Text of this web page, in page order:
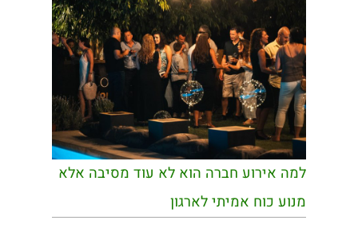
למה אירוע חברה הוא לא עוד מסיבה אלא
מנוע כוח אמיתי לארגון